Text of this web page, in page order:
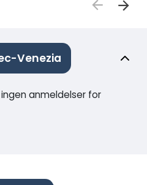
Venezia
anmeldelser for